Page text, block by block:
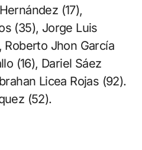
(17),
(35), Jorge Luis
Roberto Jhon García
(16), Dariel Sáez
Licea Rojas (92).
(52).